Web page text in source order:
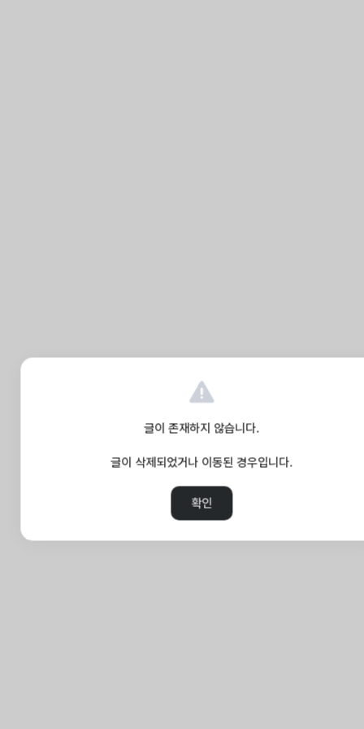
글이 존재하지 않습니다.
글이 삭제되었거나 이동된 경우입니다.
확인